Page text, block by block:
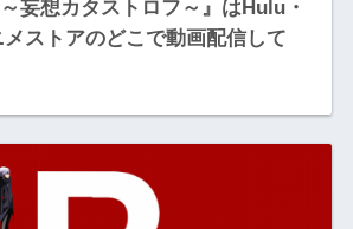
妄想カタストロフ～』はHulu・
ストアのどこで動画配信して